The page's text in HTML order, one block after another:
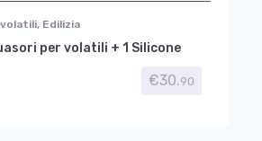
volatili, Edilizia
per volatili + 1 Silicone
€30.90